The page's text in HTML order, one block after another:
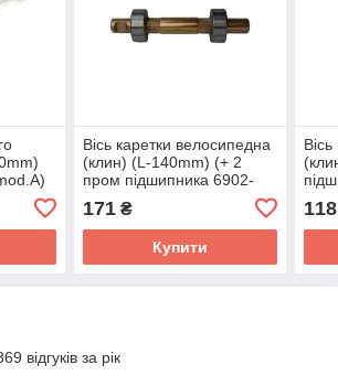
Вісь каретки велосипедна
(клин) (L-140mm) (+ 2
пром підшипника 6902-
171₴
Купити
118
відгуків за рік